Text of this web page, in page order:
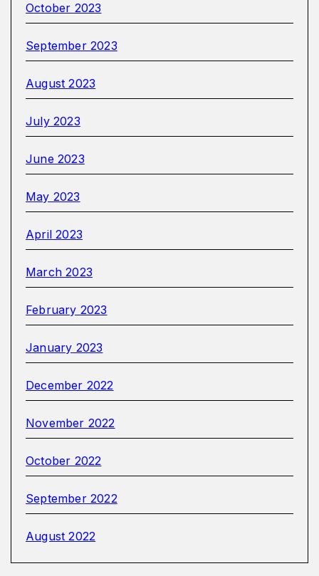
October 2023
September 2023
August 2023
July 2023
June 2023
May 2023
April 2023
March 2023
February 2023
January 2023
December 2022
November 2022
October 2022
September 2022
August 2022